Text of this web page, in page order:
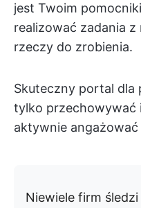
jest Twoim
realizować zadania
rzeczy do zrobienia.
Skuteczny portal dla
tylko przechowywać
aktywnie
Niewiele firm